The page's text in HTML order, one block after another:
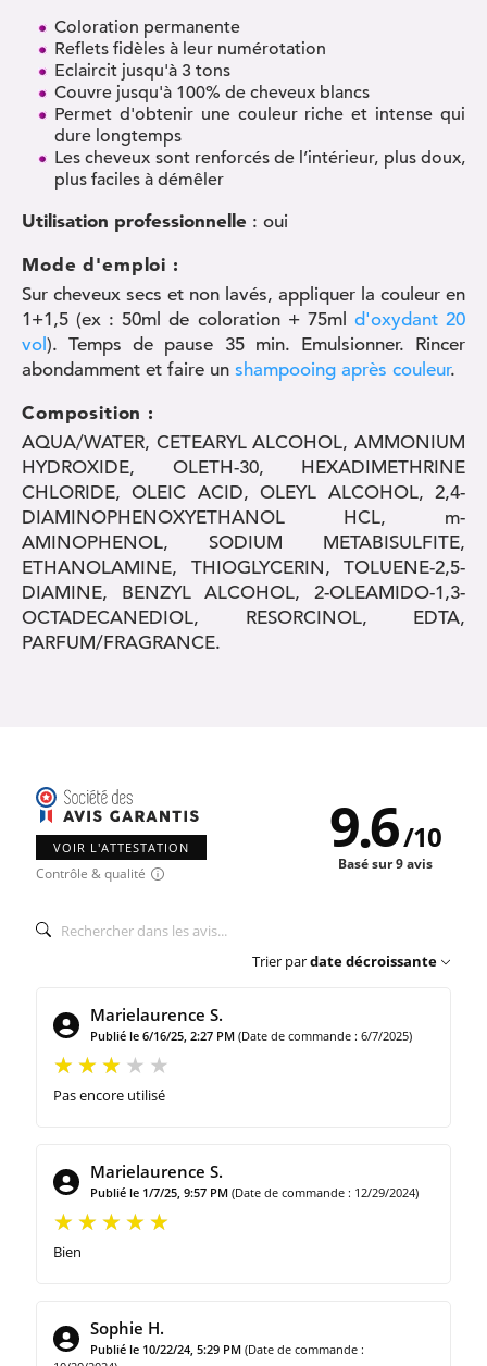
Coloration permanente
Reflets fidèles à leur numérotation
Eclaircit jusqu'à 3 tons
Couvre jusqu'à 100% de cheveux blancs
Permet d'obtenir une couleur riche et intense qui
dure longtemps
Les cheveux sont renforcés de l’intérieur, plus doux,
plus faciles à démêler
Utilisation professionnelle : oui
Mode d'emploi :
Sur cheveux secs et non lavés, appliquer la couleur en
1+1,5 (ex : 50ml de coloration + 75ml d'oxydant 20
vol). Temps de pause 35 min. Emulsionner. Rincer
abondamment et faire un shampooing après couleur.
Composition :
AQUA/WATER, CETEARYL ALCOHOL, AMMONIUM
HYDROXIDE, OLETH-30, HEXADIMETHRINE
CHLORIDE, OLEIC ACID, OLEYL ALCOHOL, 2,4-
DIAMINOPHENOXYETHANOL HCL, m-
AMINOPHENOL, SODIUM METABISULFITE,
ETHANOLAMINE, THIOGLYCERIN, TOLUENE-2,5-
DIAMINE, BENZYL ALCOHOL, 2-OLEAMIDO-1,3-
OCTADECANEDIOL, RESORCINOL, EDTA,
PARFUM/FRAGRANCE.
VOIR L'ATTESTATION
Contrôle & qualité
9.6/10
Basé sur 9 avis
Trier pardate décroissante
Marielaurence S.
Publié le 6/16/25, 2:27 PM (Date de commande : 6/7/2025)
Pas encore utilisé
Marielaurence S.
Publié le 1/7/25, 9:57 PM (Date de commande : 12/29/2024)
Bien
Sophie H.
Publié le 10/22/24, 5:29 PM (Date de commande :